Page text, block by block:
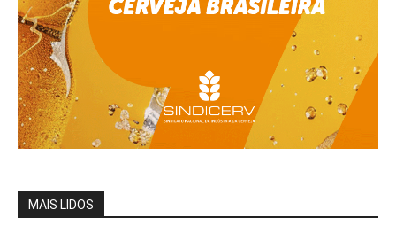
MAIS LIDOS